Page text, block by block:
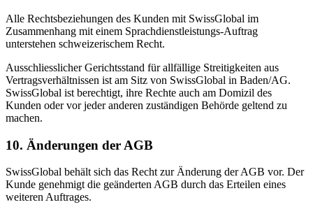
Alle Rechtsbeziehungen des Kunden mit SwissGlobal im
Zusammenhang mit einem Sprachdienstleistungs-Auftrag
unterstehen schweizerischem Recht.
Ausschliesslicher Gerichtsstand für allfällige Streitigkeiten aus
Vertragsverhältnissen ist am Sitz von SwissGlobal in Baden/AG.
SwissGlobal ist berechtigt, ihre Rechte auch am Domizil des
Kunden oder vor jeder anderen zuständigen Behörde geltend zu
machen.
10. Änderungen der AGB
SwissGlobal behält sich das Recht zur Änderung der AGB vor. Der
Kunde genehmigt die geänderten AGB durch das Erteilen eines
weiteren Auftrages.